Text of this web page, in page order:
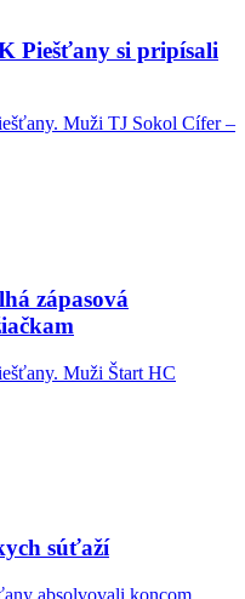
Piešťany si pripísali
Muži TJ Sokol Cífer –
zápasová
Muži Štart HC
súťaží